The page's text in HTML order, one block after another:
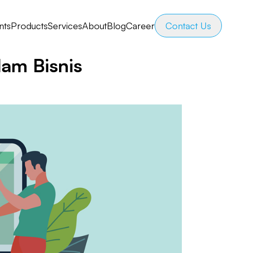
ProductsServicesAboutBlogCareer Contact Us
Bisnis